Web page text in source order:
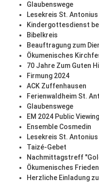
Glaubenswege
Lesekreis St. Antonius
Kindergottesdienst
Bibelkreis
Beauftragung zum
Ökumenisches
70 Jahre Zum Guten
Firmung 2024
ACK Zuffenhausen
Ferienwaldheim St.
Glaubenswege
EM 2024 Public Viewing
Ensemble Cosmedin
Lesekreis St. Antonius
Taizé-Gebet
Nachmittagstreff
Ökumenisches
Herzliche Einladung